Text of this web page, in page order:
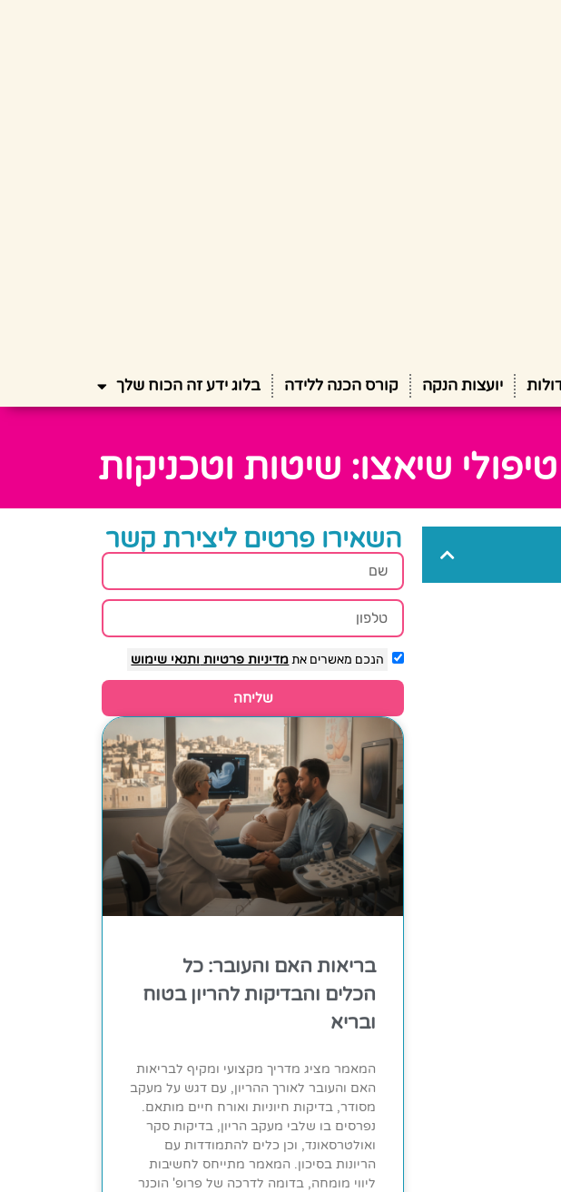
יועצות הנקה קורס הכנה ללידה בלוג ידע זה הכוח שלך
שיאצו: שיטות וטכניקות
השאירו פרטים ליצירת קשר
הנכם מאשרים אתמדיניות פרטיות ותנאי שימוש
שליחה
בריאות האם והעובר: כל
הכלים והבדיקות להריון בטוח
ובריא
המאמר מציג מדריך מקצועי ומקיף לבריאות
האם והעובר לאורך ההריון, עם דגש על מעקב
מסודר, בדיקות חיוניות ואורח חיים מותאם.
נפרסים בו שלבי מעקב הריון, בדיקות סקר
ואולטרסאונד, וכן כלים להתמודדות עם
הריונות בסיכון. המאמר מתייחס לחשיבות
ליווי מומחה, בדומה לדרכה של פרופ' הוכנר